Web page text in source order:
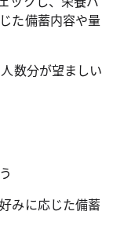
た備蓄内容や量
数分が望ましい
みに応じた備蓄